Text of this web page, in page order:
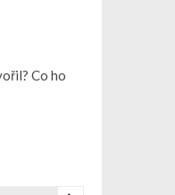
Co ho